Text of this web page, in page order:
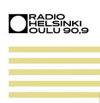
TEKIJÄT